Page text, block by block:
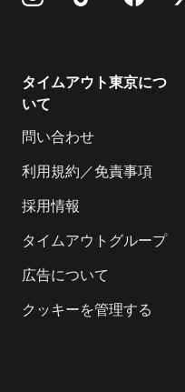
タイムアウト東京につ
いて
問い合わせ
利用規約／免責事項
採用情報
タイムアウトグループ
広告について
クッキーを管理する